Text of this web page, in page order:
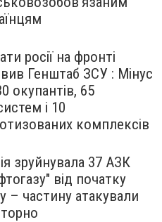
росії на фронті
Генштаб ЗСУ : Мінус
окупантів, 65
і 10
комплексів
зруйнувала 37 АЗК
від початку
– частину атакували